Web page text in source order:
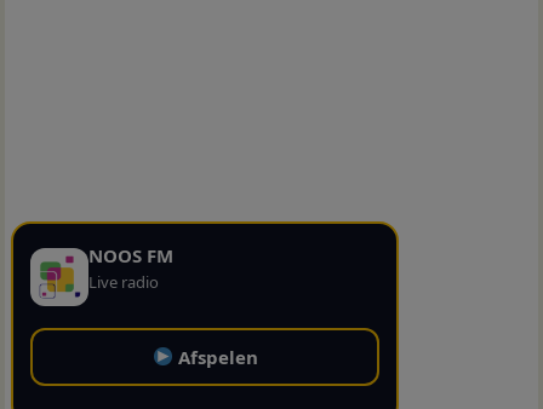
NOOS FM
Live radio
Afspelen